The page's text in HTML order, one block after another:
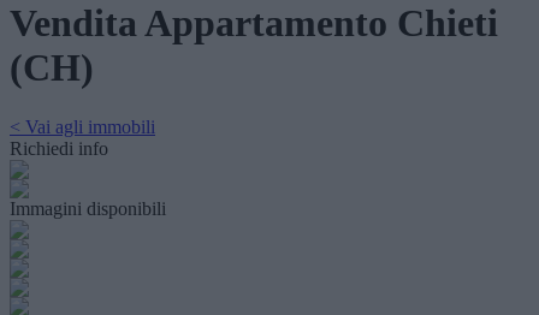
Vendita Appartamento Chieti
(CH)
< Vai agli immobili
Richiedi info
Immagini disponibili